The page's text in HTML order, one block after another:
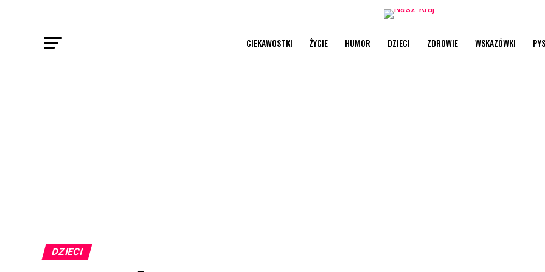
CIEKAWOSTKI ŻYCIE HUMOR DZIECI ZDROWIE WSKAZÓWKI
DZIECI